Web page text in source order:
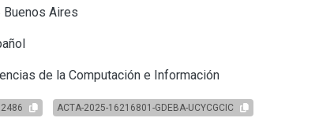
Buenos Aires
de la Computación e Información
ACTA-2025-16216801-GDEBA-UCYCGCIC